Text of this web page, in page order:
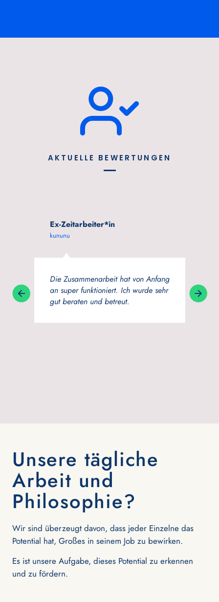
AKTUELLE BEWERTUNGEN
hat von Anfang
Ich wurde sehr
und betreut.
Wenn ich eine
wählen müsste, wäre
Experts&Talents.
beraten. einfach ein
Unsere tägliche
Arbeit und
Philosophie?
Wir sind überzeugt davon, dass jeder Einzelne das
Potential hat, Großes in seinem Job zu bewirken.
Es ist unsere Aufgabe, dieses Potential zu erkennen
und zu fördern.